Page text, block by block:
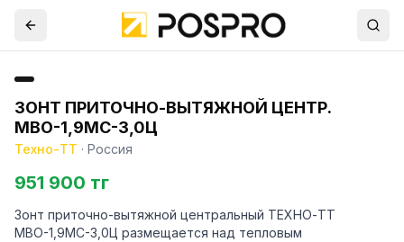
ЗОНТ ПРИТОЧНО-ВЫТЯЖНОЙ ЦЕНТР.
МВО-1,9МС-3,0Ц
Техно-ТТ · Россия
951 900 тг
Зонт приточно-вытяжной центральный ТЕХНО-ТТ
МВО-1,9МС-3,0Ц размещается над тепловым